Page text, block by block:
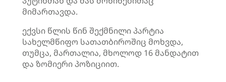
მიმართავდა.
ექვსი წლის წინ შექმნილი პარტია
სახელმწიფო სათათბიროშიც მოხვდა,
თუმცა, მართალია, მხოლოდ 16 მანდატით
და ზომიერი პოზიციით.